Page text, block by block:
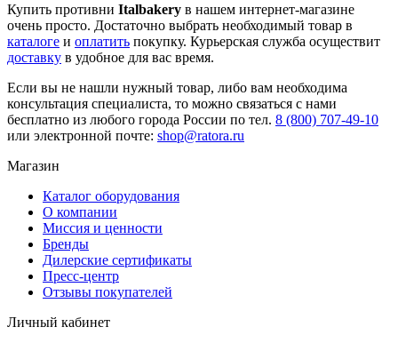
Купить противни Italbakery в нашем интернет-магазине
очень просто. Достаточно выбрать необходимый товар в
каталоге и оплатить покупку. Курьерская служба осуществит
доставку в удобное для вас время.
Если вы не нашли нужный товар, либо вам необходима
консультация специалиста, то можно связаться с нами
бесплатно из любого города России по тел. 8 (800) 707-49-10
или электронной почте: shop@ratora.ru
Магазин
Каталог оборудования
О компании
Миссия и ценности
Бренды
Дилерские сертификаты
Пресс-центр
Отзывы покупателей
Личный кабинет